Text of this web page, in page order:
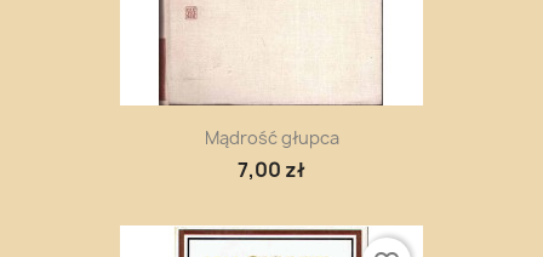
Mądrość głupca
7,00 zł